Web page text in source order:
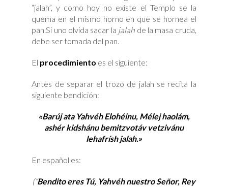
“jalah”, y como hoy no existe el Templo se la
quema en el mismo horno en que se hornea el
pan.Si uno olvida sacar la jalah de la masa cruda,
debe ser tomada del pan.
El procedimiento es el siguiente:
Antes de separar el trozo de jalah se recita la
siguiente bendición:
«Barúj ata Yahvéh Elohéinu, Mélej haolám,
ashér kidshánu bemitzvotáv vetzivánu
lehafrísh jalah.»
En español es:
(“Bendito eres Tú, Yahvéh nuestro Señor, Rey